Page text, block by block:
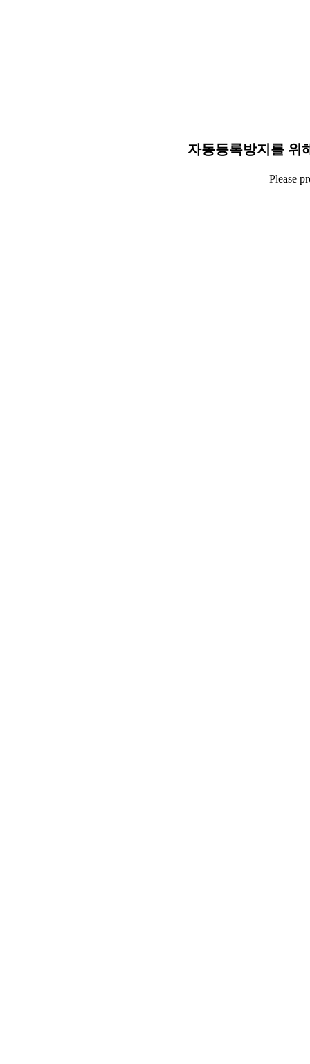
자동등록방지를 위
Please